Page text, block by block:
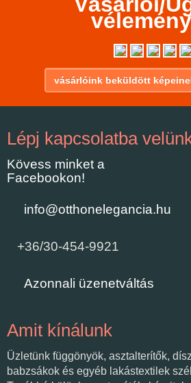
vásárlóink beküldött
Lépj kapcsolatba
Kövess minket a
Facebookon!
info@otthonelegancia.hu
+36/30-454-9921
Azonnali üzenetváltás
Amit kínálunk
Üzletünk függönyök, asztalterítők,
babzsákok és egyéb lakástextilek